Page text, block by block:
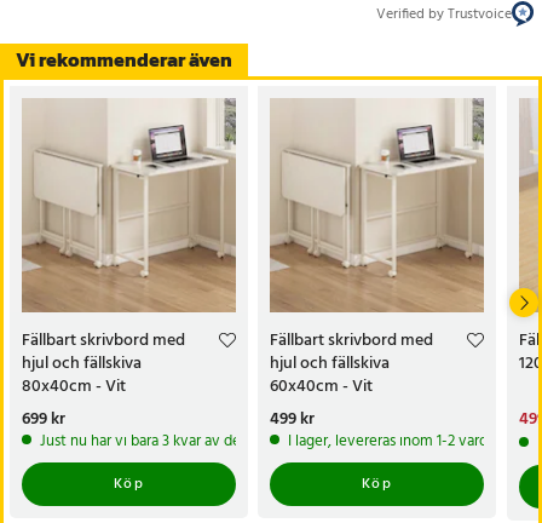
Vi rekommenderar även
Fällbart skrivbord med
hjul och fällskiva
80x40cm - Vit
Pris:699 kr
699 kr
Just nu har vi bara 3 kvar av denna produkt
Köp
Fällbart skrivbord med
hjul och fällskiva
60x40cm - Vit
Pris:499 kr
499 kr
I lager, levereras inom 1-2 vardagar
Köp
Verified by Trustvoice